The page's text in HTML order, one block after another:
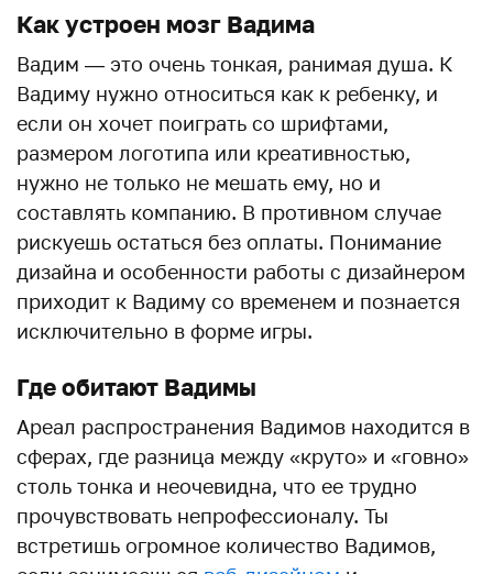
Как устроен мозг Вадима
Вадим — это очень тонкая, ранимая душа. К
Вадиму нужно относиться как к ребенку, и
если он хочет поиграть со шрифтами,
размером логотипа или креативностью,
нужно не только не мешать ему, но и
составлять компанию. В противном случае
рискуешь остаться без оплаты. Понимание
дизайна и особенности работы с дизайнером
приходит к Вадиму со временем и познается
исключительно в форме игры.
Где обитают Вадимы
Ареал распространения Вадимов находится в
сферах, где разница между «круто» и «говно»
столь тонка и неочевидна, что ее трудно
прочувствовать непрофессионалу. Ты
встретишь огромное количество Вадимов,